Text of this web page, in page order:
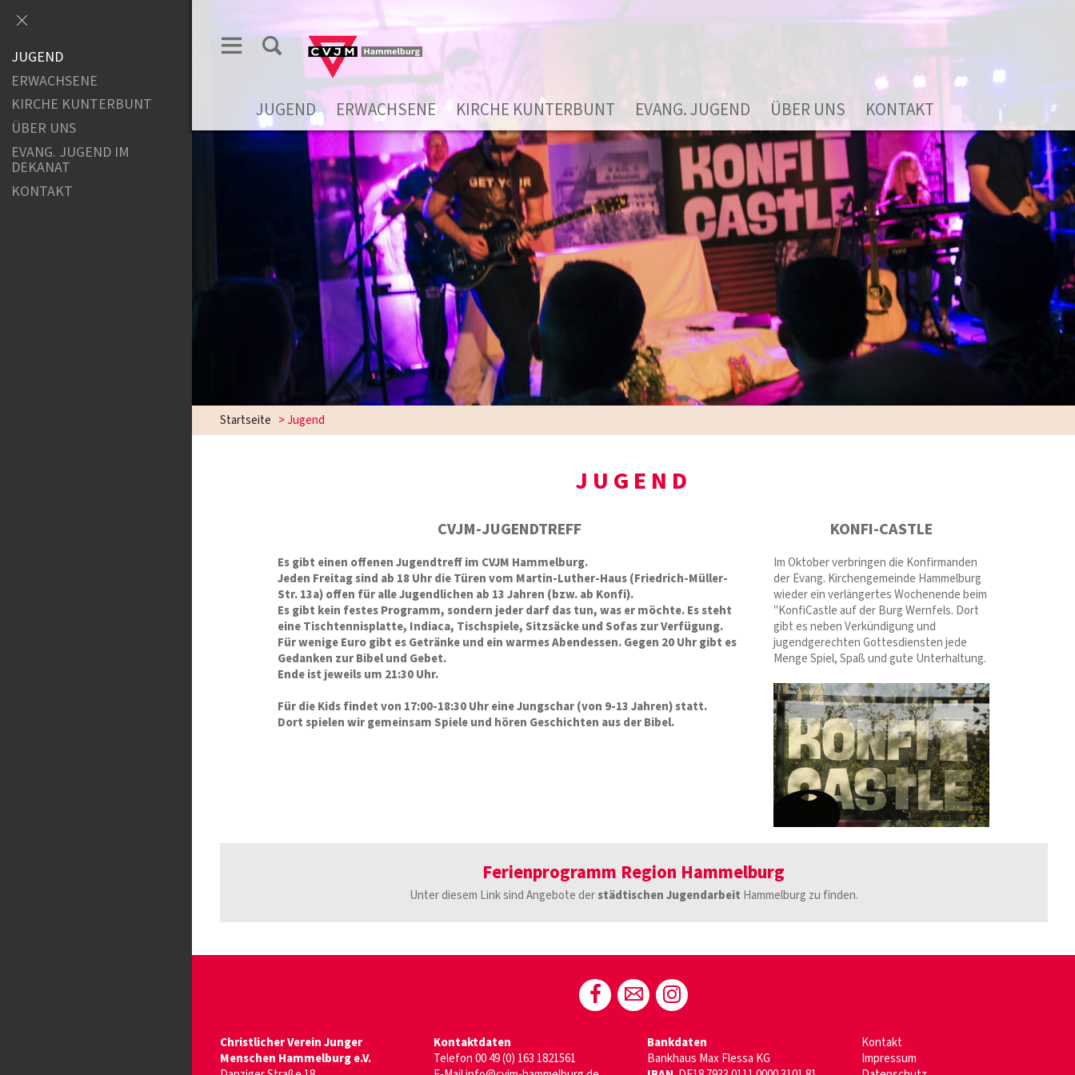
JUGEND ERWACHSENE KIRCHE KUNTERBUNT EVANG. JUGEND ÜBER UNS KONTAKT
Startseite >Jugend
JUGEND
CVJM-JUGENDTREFF
Es gibt einen offenen Jugendtreff im CVJM Hammelburg.
Jeden Freitag sind ab 18 Uhr die Türen vom Martin-Luther-Haus (Friedrich-Müller-
Str. 13a) offen für alle Jugendlichen ab 13 Jahren (bzw. ab Konfi).
Es gibt kein festes Programm, sondern jeder darf das tun, was er möchte. Es steht
eine Tischtennisplatte, Indiaca, Tischspiele, Sitzsäcke und Sofas zur Verfügung.
Für wenige Euro gibt es Getränke und ein warmes Abendessen. Gegen 20 Uhr gibt es
Gedanken zur Bibel und Gebet.
Ende ist jeweils um 21:30 Uhr.
Für die Kids findet von 17:00-18:30 Uhr eine Jungschar (von 9-13 Jahren) statt.
Dort spielen wir gemeinsam Spiele und hören Geschichten aus der Bibel.
KONFI-CASTLE
Im Oktober verbringen die Konfirmanden
der Evang. Kirchengemeinde Hammelburg
wieder ein verlängertes Wochenende beim
"KonfiCastle auf der Burg Wernfels. Dort
gibt es neben Verkündigung und
jugendgerechten Gottesdiensten jede
Menge Spiel, Spaß und gute Unterhaltung.
Ferienprogramm Region Hammelburg
Unter diesem Link sind Angebote derstädtischen Jugendarbeit Hammelburg zu finden.
Christlicher Verein Junger
Menschen Hammelburg e.V.
Kontaktdaten
Telefon00 49 (0) 163 1821561
Bankdaten
Bankhaus Max Flessa KG
Kontakt
Impressum
JUGEND
ERWACHSENE
KIRCHE KUNTERBUNT
ÜBER UNS
EVANG. JUGEND IM
DEKANAT
KONTAKT